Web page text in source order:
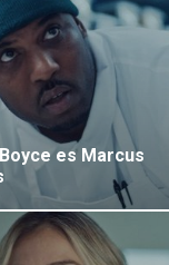
es Marcus